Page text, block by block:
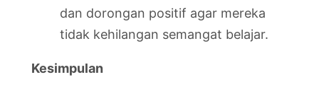
dan dorongan positif agar mereka
tidak kehilangan semangat belajar.
Kesimpulan